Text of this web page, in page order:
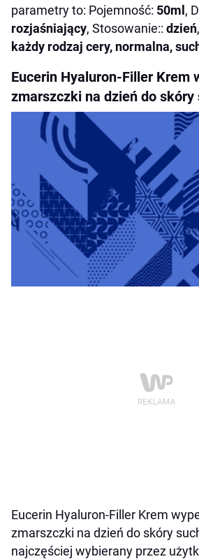
parametry to: Pojemność: 50ml ,
rozjaśniający, Stosowanie:: dzień
każdy rodzaj cery, normalna,
Eucerin Hyaluron-Filler Krem
zmarszczki na dzień do skóry
Eucerin Hyaluron-Filler Krem
zmarszczki na dzień do skóry
najczęściej wybierany przez